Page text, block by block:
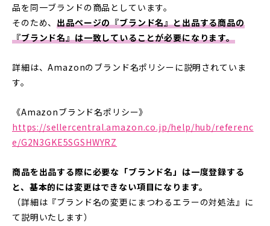
品を同一ブランドの商品としています。
そのため、出品ページの『ブランド名』と出品する商品の
『ブランド名』は一致していることが必要になります。
詳細は、Amazonのブランド名ポリシーに説明されていま
す。
《Amazonブランド名ポリシー》
https://sellercentral.amazon.co.jp/help/hub/referenc
e/G2N3GKE5SGSHWYRZ
商品を出品する際に必要な「ブランド名」は一度登録する
と、基本的には変更はできない項目になります。
（詳細は『ブランド名の変更にまつわるエラーの対処法』に
て説明いたします）